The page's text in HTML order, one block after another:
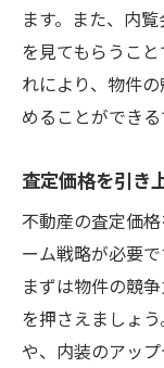
ます。また、内
を見てもらうこ
れにより、物件
めることができる
査定価格を引き
不動産の査定価
ーム戦略が必要
まずは物件の競
を押さえましょ
や、内装のアッ